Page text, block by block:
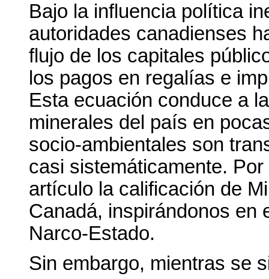
Bajo la influencia política
autoridades canadienses
flujo de los capitales
los pagos en regalías e
Esta ecuación conduce a
minerales del país en
socio-ambientales son
casi sistemáticamente.
artículo la calificación de
Canadá, inspirándonos en
Narco-Estado.
Sin embargo, mientras se